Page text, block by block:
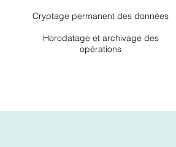
Cryptage permanent des données
Horodatage et archivage des
opérations